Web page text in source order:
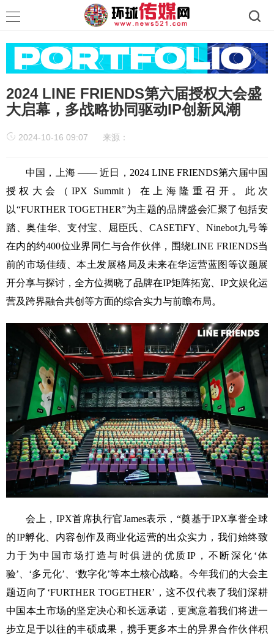
2024 LINE FRIENDS第六届授权大会盛
大启幕，多战略协同驱动IP创新风潮
2024-10-16 09:07 来源：
中国，上海 —— 近日，2024 LINE FRIENDS第六届中国
授权大会（IPX Summit）在上海隆重召开。此次
以“FURTHER TOGETHER”为主题的品牌盛会汇聚了包括安
踏、奥佳华、支付宝、屈臣氏、CASETiFY、Ninebot九号等
在内的约400位业界同仁与合作伙伴，围绕LINE FRIENDS当
前的市场佳绩、本土发展格局及未来在华运营蓝图等议题展
开分享与探讨，全方位揭晓了品牌在IP矩阵拓宽、IP文娱化运
营及跨界融合共创等方面的综合实力与前瞻布局。
会上，IPX首席执行官James表示，“奠基于IPX享誉全球
的IP孵化、内容创作及商业化运营的出众实力，我们始终致
力于为中国市场打造与时俱进的优质IP，不断深化‘体
验’、‘多元化’、‘数字化’等本土核心战略。今年我们的大会主
题迈向了‘FURTHER TOGETHER’，这不仅代表了我们深耕
中国本土市场的坚定决心和长远承诺，更寓意着我们将进一
步立足于以往的丰硕成果，携手更多本土的异界合作伙伴积